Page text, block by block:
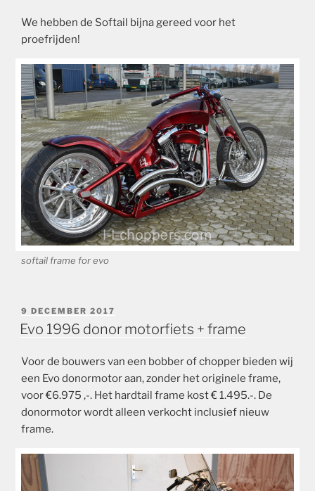
We hebben de Softail bijna gereed voor het
proefrijden!
softail frame for evo
GEPLAATST
OP
9 DECEMBER 2017
Evo 1996 donor motorfiets + frame
Voor de bouwers van een bobber of chopper bieden wij
een Evo donormotor aan, zonder het originele frame,
voor €6.975 ,-. Het hardtail frame kost € 1.495.-. De
donormotor wordt alleen verkocht inclusief nieuw
frame.